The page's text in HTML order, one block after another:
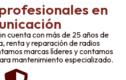
en
cuenta con más de 25 años de
renta y reparación de radios
marcas líderes y contamos
mantenimiento especializado.